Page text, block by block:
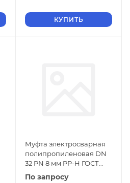
КУПИТЬ
Муфта электросварная
полипропиленовая DN
32 PN 8 мм PP-H ГОСТ
32415-2013
По запросу